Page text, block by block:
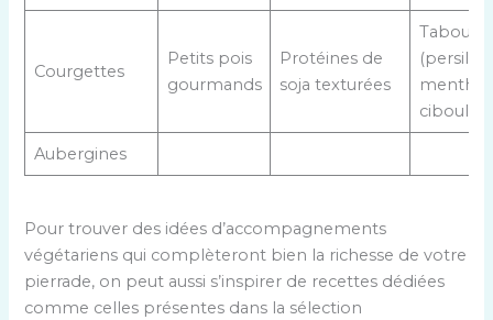
Courgettes
Petits pois
gourmands
Protéines de
soja texturées
Taboulé
(persil,
menthe,
Aubergines
Pour trouver des idées d’accompagnements
végétariens qui complèteront bien la richesse de votre
pierrade, on peut aussi s’inspirer de recettes dédiées
comme celles présentes dans la sélection